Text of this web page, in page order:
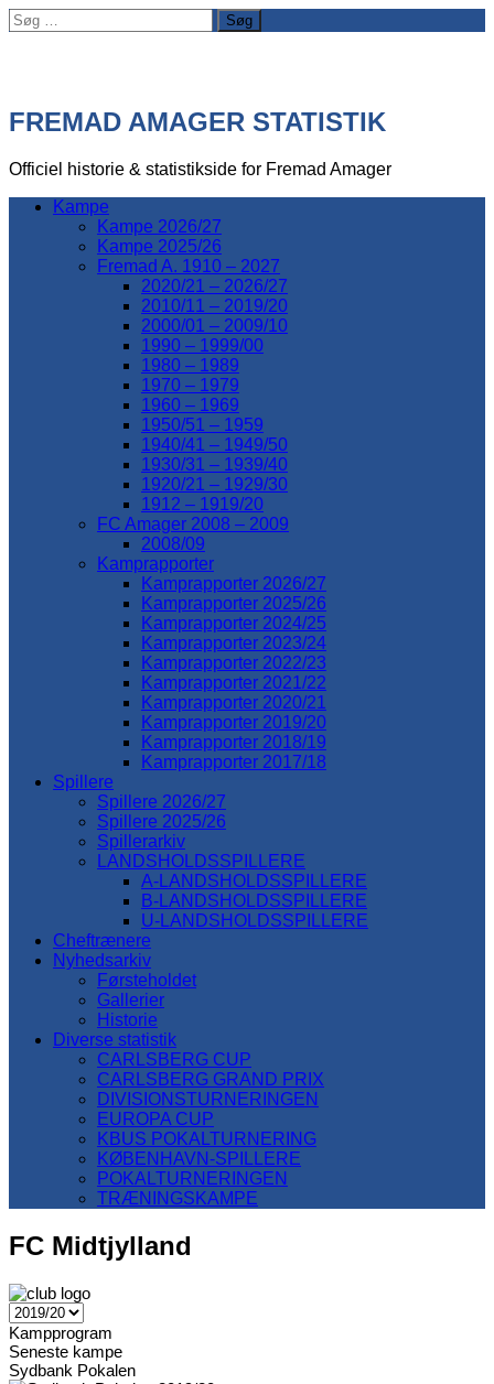
Søg
efter:
FREMAD AMAGER STATISTIK
Officiel historie & statistikside for Fremad Amager
Kampe
Kampe 2026/27
Kampe 2025/26
Fremad A. 1910 – 2027
2020/21 – 2026/27
2010/11 – 2019/20
2000/01 – 2009/10
1990 – 1999/00
1980 – 1989
1970 – 1979
1960 – 1969
1950/51 – 1959
1940/41 – 1949/50
1930/31 – 1939/40
1920/21 – 1929/30
1912 – 1919/20
FC Amager 2008 – 2009
2008/09
Kamprapporter
Kamprapporter 2026/27
Kamprapporter 2025/26
Kamprapporter 2024/25
Kamprapporter 2023/24
Kamprapporter 2022/23
Kamprapporter 2021/22
Kamprapporter 2020/21
Kamprapporter 2019/20
Kamprapporter 2018/19
Kamprapporter 2017/18
Spillere
Spillere 2026/27
Spillere 2025/26
Spillerarkiv
LANDSHOLDSSPILLERE
A-LANDSHOLDSSPILLERE
B-LANDSHOLDSSPILLERE
U-LANDSHOLDSSPILLERE
Cheftrænere
Nyhedsarkiv
Førsteholdet
Gallerier
Historie
Diverse statistik
CARLSBERG CUP
CARLSBERG GRAND PRIX
DIVISIONSTURNERINGEN
EUROPA CUP
KBUS POKALTURNERING
KØBENHAVN-SPILLERE
POKALTURNERINGEN
TRÆNINGSKAMPE
FC Midtjylland
Kampprogram
Seneste kampe
Sydbank Pokalen